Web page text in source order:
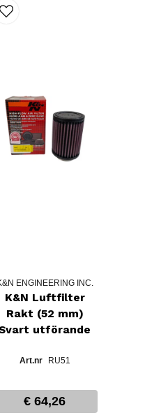
ENGINEERING INC.
K&N Luftfilter
Rakt (52 mm)
utförande
RU51
€ 64,26